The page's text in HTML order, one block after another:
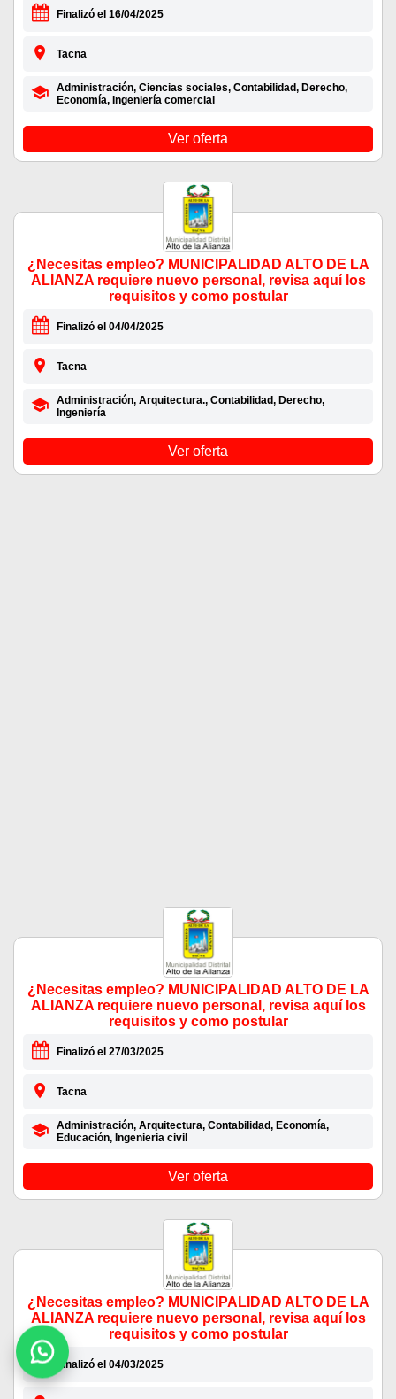
Finalizó el 16/04/2025
Tacna
Administración, Ciencias sociales, Contabilidad, Derecho,
Economía, Ingeniería comercial
Ver oferta
¿Necesitas empleo? MUNICIPALIDAD ALTO DE LA
ALIANZA requiere nuevo personal, revisa aquí los
requisitos y como postular
Finalizó el 04/04/2025
Tacna
Administración, Arquitectura., Contabilidad, Derecho,
Ingeniería
Ver oferta
¿Necesitas empleo? MUNICIPALIDAD ALTO DE LA
ALIANZA requiere nuevo personal, revisa aquí los
requisitos y como postular
Finalizó el 27/03/2025
Tacna
Administración, Arquitectura, Contabilidad, Economía,
Educación, Ingenieria civil
Ver oferta
¿Necesitas empleo? MUNICIPALIDAD ALTO DE LA
ALIANZA requiere nuevo personal, revisa aquí los
requisitos y como postular
Finalizó el 04/03/2025